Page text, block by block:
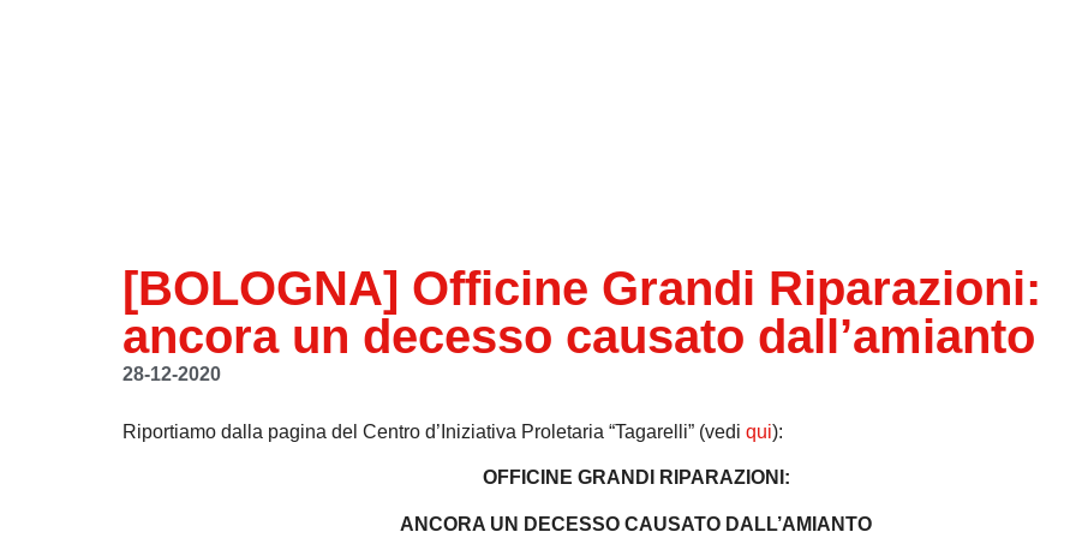
[BOLOGNA] Officine Grandi Riparazioni:
ancora un decesso causato dall’amianto
28-12-2020
Riportiamo dalla pagina del Centro d’Iniziativa Proletaria “Tagarelli” (vedi qui):
OFFICINE GRANDI RIPARAZIONI:
ANCORA UN DECESSO CAUSATO DALL’AMIANTO